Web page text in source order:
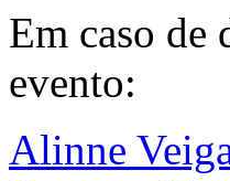
Em caso de
evento:
Alinne